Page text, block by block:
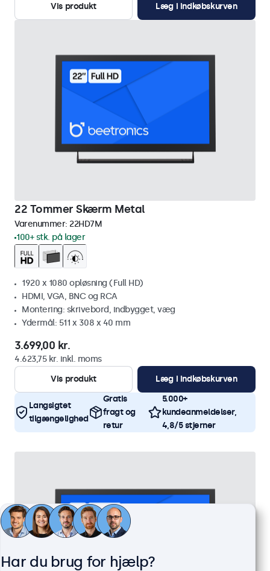
Vis produkt
Læg i indkøbskurven
22 Tommer Skærm Metal
Varenummer: 22HD7M
100+ stk. på lager
1920 x 1080 opløsning (Full HD)
HDMI, VGA, BNC og RCA
Montering: skrivebord, indbygget, væg
Ydermål: 511 x 308 x 40 mm
3.699,00 kr.
4.623,75 kr. inkl. moms
Vis produkt
Læg i indkøbskurven
Langsigtet
tilgængelighed
Gratis
fragt og
retur
5.000+
kundeanmeldelser,
4,8/5 stjerner
Har du brug for hjælp?